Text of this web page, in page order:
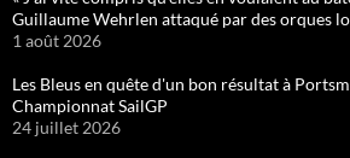
Guillaume Wehrlen attaqué par des orques
1 août 2026
Les Bleus en quête d'un bon résultat à
Championnat SailGP
24 juillet 2026